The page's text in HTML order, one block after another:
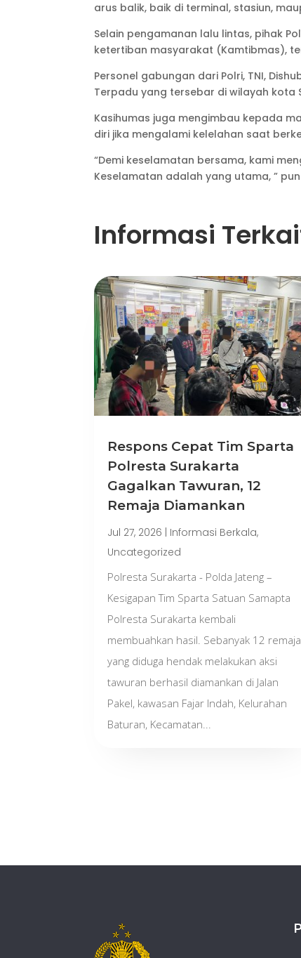
arus balik, baik di terminal, stasiun,
Selain pengamanan lalu lintas, pihak
ketertiban masyarakat (Kamtibmas),
Personel gabungan dari Polri, TNI,
Terpadu yang tersebar di wilayah kota
Kasihumas juga mengimbau kepada
diri jika mengalami kelelahan saat
“Demi keselamatan bersama, kami
Keselamatan adalah yang utama, ”
Informasi
Respons Cepat Tim Sparta
Polresta Surakarta
Gagalkan Tawuran, 12
Remaja Diamankan
Jul 27, 2026 Informasi Berkala,
Uncategorized
Polresta Surakarta - Polda Jateng –
Kesigapan Tim Sparta Satuan Samapta
Polresta Surakarta kembali
membuahkan hasil. Sebanyak 12 remaja
yang diduga hendak melakukan aksi
tawuran berhasil diamankan di Jalan
Pakel, kawasan Fajar Indah, Kelurahan
Baturan, Kecamatan...